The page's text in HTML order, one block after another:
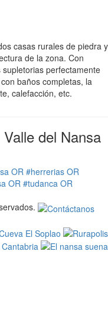
casas rurales de piedra y
de la zona. Con
perfectamente
baños completas, la
calefacción, etc.
del Nansa
OR #herrerias OR
OR #tudanca OR